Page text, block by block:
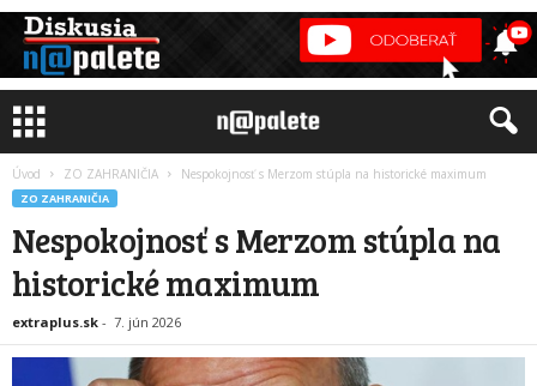
Úvod ZO ZAHRANIČIA Nespokojnosť s Merzom stúpla na historické maximum
ZO ZAHRANIČIA
Nespokojnosť s Merzom stúpla na
historické maximum
extraplus.sk - 7. jún 2026